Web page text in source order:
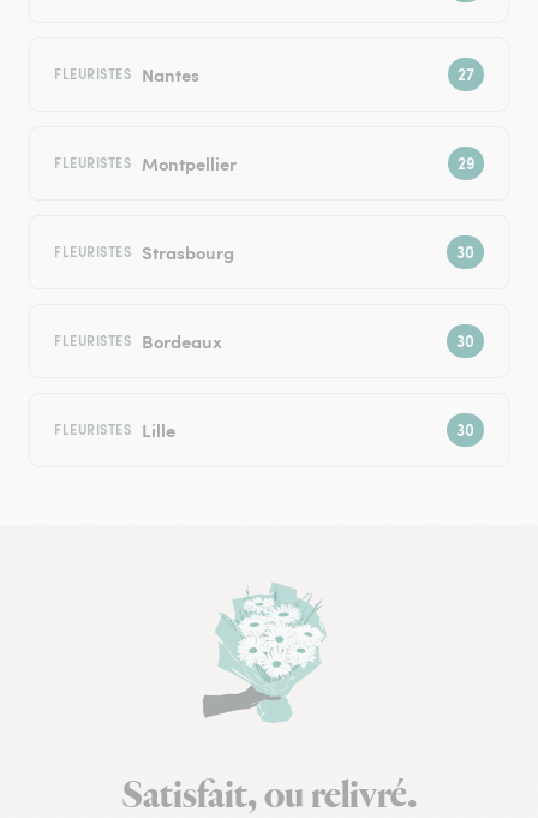
FLEURISTES Nantes
FLEURISTES Montpellier
FLEURISTES Strasbourg
FLEURISTES Bordeaux
FLEURISTES Lille
Satisfait, ou relivré.